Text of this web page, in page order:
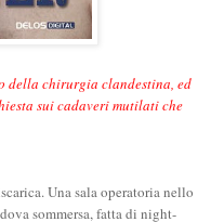
della chirurgia clandestina, ed
sui cadaveri mutilati che
Una sala operatoria nello
sommersa, fatta di night-